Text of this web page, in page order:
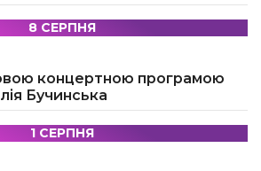
8 СЕРПНЯ
концертною програмою
Бучинська
1 СЕРПНЯ